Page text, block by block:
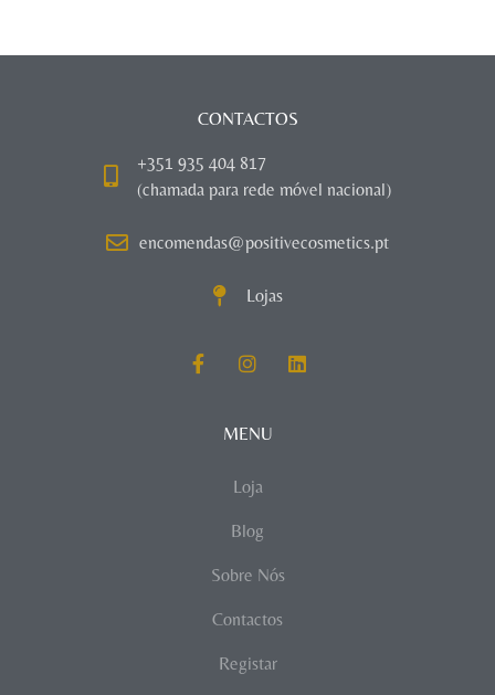
CONTACTOS
+351 935 404 817
(chamada para rede móvel nacional)
encomendas@positivecosmetics.pt
Lojas
MENU
Loja
Blog
Sobre Nós
Contactos
Registar